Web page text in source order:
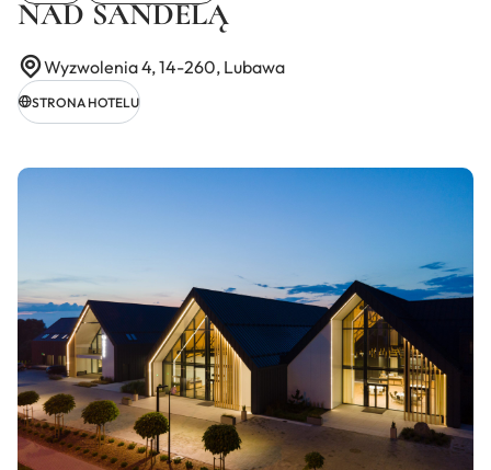
NAD SANDELĄ
Wyzwolenia 4, 14-260, Lubawa
STRONA HOTELU